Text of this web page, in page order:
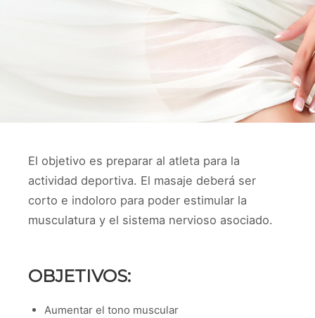
El objetivo es preparar al atleta para la
actividad deportiva. El masaje deberá ser
corto e indoloro para poder estimular la
musculatura y el sistema nervioso asociado.
OBJETIVOS:
Aumentar el tono muscular